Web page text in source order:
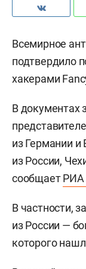
Всемирное
подтвердило
хакерами
В документах
из Германии и
из России,
сообщаетРИА
В частности,
из России —
которого